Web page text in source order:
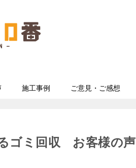
施工事例 ご意見・ご感想
ゴミ回収 お客様の声